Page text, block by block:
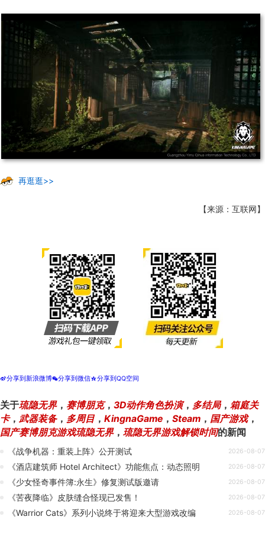
再逛逛>>
【来源：互联网】
t分享到新浪微博w分享到微信z分享到QQ空间
关于琉隐无界， 赛博朋克， 3D动作角色扮演， 多结局， 箱庭关
卡， 武器装备， 多周目， KingnaGame ， Steam ， 国产游戏，
国产赛博朋克游戏琉隐无界， 琉隐无界游戏解锁时间的新闻
《战争机器：重装上阵》公开测试 2026-08-07
《酒店建筑师 Hotel Architect》功能焦点：动态照明 2026-08-07
《少女怪奇事件簿:永生》修复测试版邀请 2026-08-07
《苦夜降临》皮肤缝合怪现已发售！ 2026-08-07
《Warrior Cats》系列小说终于将迎来大型游戏改编 2026-08-07